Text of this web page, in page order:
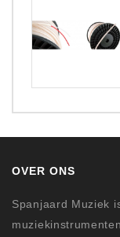
OVER ONS
Spanjaard Muziek